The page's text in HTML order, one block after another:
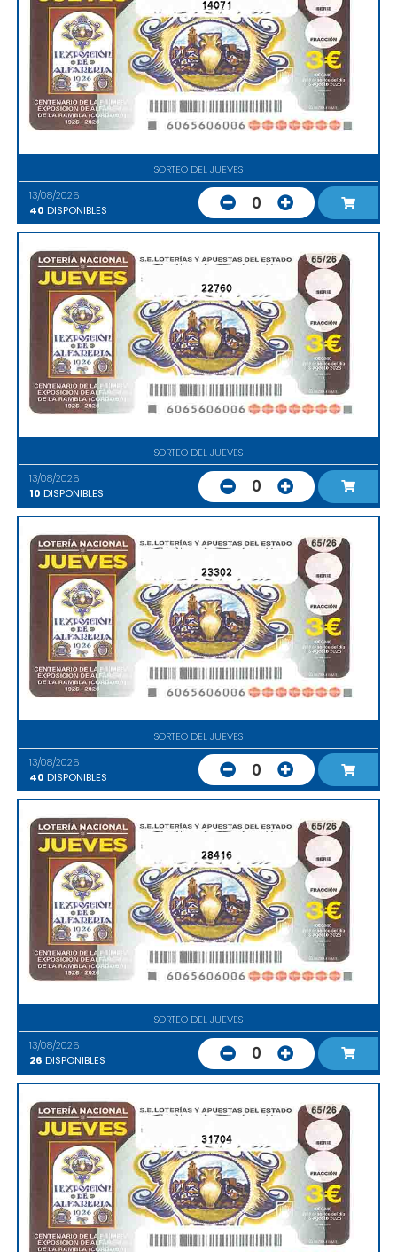
14071
SORTEO DEL JUEVES
13/08/2026
40 DISPONIBLES 0
22760
SORTEO DEL JUEVES
13/08/2026
10 DISPONIBLES 0
23302
SORTEO DEL JUEVES
13/08/2026
40 DISPONIBLES 0
28416
SORTEO DEL JUEVES
13/08/2026
26 DISPONIBLES 0
31704